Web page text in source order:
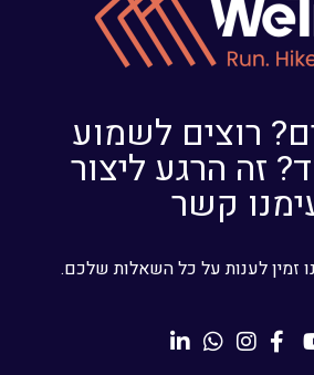
רוצים לשמוע
זה הרגע ליצור
קשר
זמין לענות על כל השאלות שלכם.